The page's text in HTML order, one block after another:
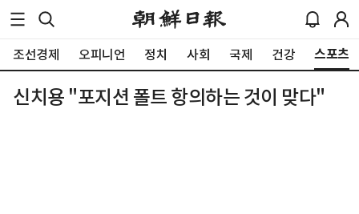
조선경제 오피니언 정치 사회 국제 건강 스포츠
신치용 "포지션 폴트 항의하는 것이 맞다"